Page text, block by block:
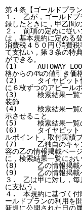
第４条【ゴールドプラン
１.　乙が，ゴールド
録したときに，甲乙間
２.　前項の定めに従
は，基本規約に定める
消費税４５０円(消費税
て支払い，第３条の特
ができる。
(1)	AUTOWAY LOOPで商品を購入する際，甲の設定する特別価
格からの4%の値引き価
(2)	タイヤピット情報掲載ページ内に，第３条(3)に加え，更
に６枚ずつのアピール
(3)	検索結果一覧で表示される乙の店舗情報の文字，背景色の
装飾
(4)	検索結果一覧の上部にPR枠として乙の店舗情報を上位表
示させること
(5)	検索結果一覧の注目の店舗枠への乙の店舗情報の表示
(6)	タイヤピットトップページ，検索結果一覧への乙のアピー
ルポイント，取付実績
(7)	乙独自のキャンペーン，クーポンの設定，及び当該設定内
容の乙の情報掲載ペー
に，検索結果一覧にお
(8)	乙の情報掲載ページ内への店舗トピックスの表示
(9)	乙の情報掲載ページ内へのオリジナルのPRページ作成
３.　乙は甲に対し，
に支払う。
４.　本規約に基づく
ールドプランの利用を
新規に公開された日の